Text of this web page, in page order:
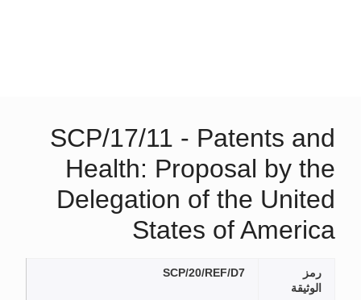
SCP/17/11 - Patents and
Health: Proposal by the
Delegation of the United
States of America
رمز
الوثيقة
SCP/20/REF/D7